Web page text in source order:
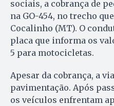
sociais, a cobrança de
na GO-454, no trecho
Cocalinho (MT). O
placa que informa os
5 para motocicletas.
Apesar da cobrança, a
pavimentação. Após
os veículos enfrentam